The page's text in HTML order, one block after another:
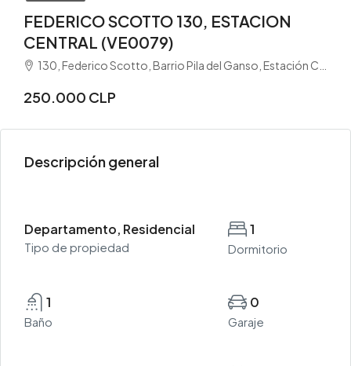
FEDERICO SCOTTO 130, ESTACION
CENTRAL (VE0079)
130, Federico Scotto, Barrio Pila del Ganso, Estación Central, Provincia de Santiago, Región Metropolitana de Santiago, 8370261, Chile
250.000 CLP
Descripción general
Departamento, Residencial
Tipo de propiedad
1
Dormitorio
1
Baño
0
Garaje